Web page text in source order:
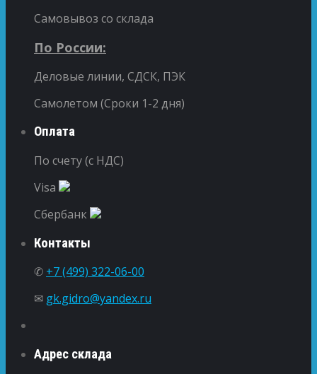
Самовывоз со склада
По России:
Деловые линии, СДСК, ПЭК
Самолетом (Сроки 1-2 дня)
Оплата
По счету (с НДС)
Visa
Сбербанк
Контакты
✆ +7 (499) 322-06-00
✉ gk.gidro@yandex.ru
Адрес склада